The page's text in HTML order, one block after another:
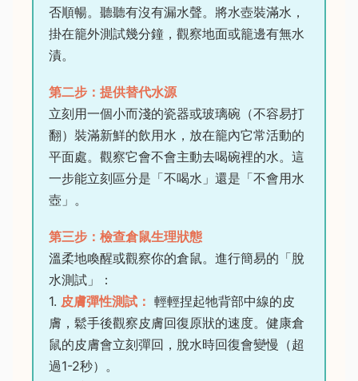
否順暢。聽聽有沒有漏水聲。將水壺裝滿水，
掛在籠外測試幾分鐘，觀察地面或籠邊有無水
漬。
第二步：提供替代水源
立刻用一個小而淺的瓷器或玻璃碗（不容易打
翻）裝滿新鮮的飲用水，放在籠內它常活動的
平面處。觀察它會不會主動去喝碗裡的水。這
一步能立刻區分是「不喝水」還是「不會用水
壺」。
第三步：檢查倉鼠生理狀態
溫柔地喚醒或觀察你的倉鼠。進行簡易的「脫
水測試」：
1. 皮膚彈性測試： 輕輕捏起牠背部中線的皮
膚，鬆手後觀察皮膚回復原狀的速度。健康倉
鼠的皮膚會立刻彈回，脫水時回復會變慢（超
過1-2秒）。